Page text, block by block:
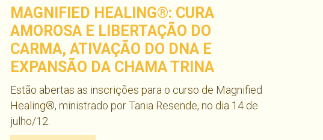
MAGNIFIED HEALING®: CURA
AMOROSA E LIBERTAÇÃO DO
CARMA, ATIVAÇÃO DO DNA E
EXPANSÃO DA CHAMA TRINA
Estão abertas as inscrições para o curso de Magnified
Healing®, ministrado por Tania Resende, no dia 14 de
julho/12.